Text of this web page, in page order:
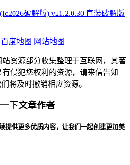
破解版) v21.2.0.30 直装破解版
百度地图 网站地图
资源部分收集整理于互联网，其著
侵犯您权利的资源，请来信告知
将及时撤销相应资源。
下文章作者
提供更多优质内容，让我们一起创建更加美